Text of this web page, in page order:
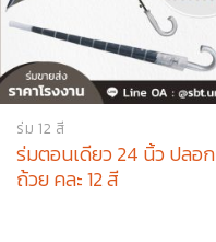
ร่ม 12 สี
ร่มตอนเดียว 24 นิ้ว ปลอก
ถ้วย คละ 12 สี